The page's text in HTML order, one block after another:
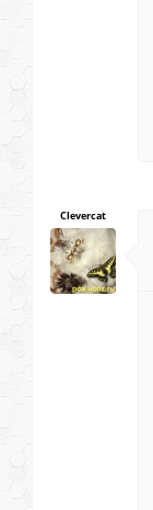
Clevercat